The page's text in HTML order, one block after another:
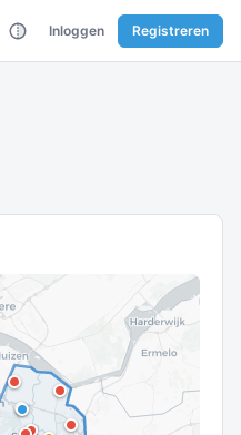
Inloggen Registreren